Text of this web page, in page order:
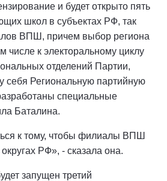
и будет открыто пять
школ в субъектах РФ, так
ВПШ, причем выбор региона
числе к электоральному циклу
отделений Партии,
себя Региональную партийную
специальные
Баталина.
к тому, чтобы филиалы ВПШ
РФ», - сказала она.
запущен третий